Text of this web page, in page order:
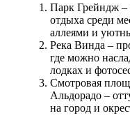
Парк Грейндж –
отдыха среди
аллеями и
Река Винда –
где можно
лодках и
Смотровая
Альдорадо –
на город и